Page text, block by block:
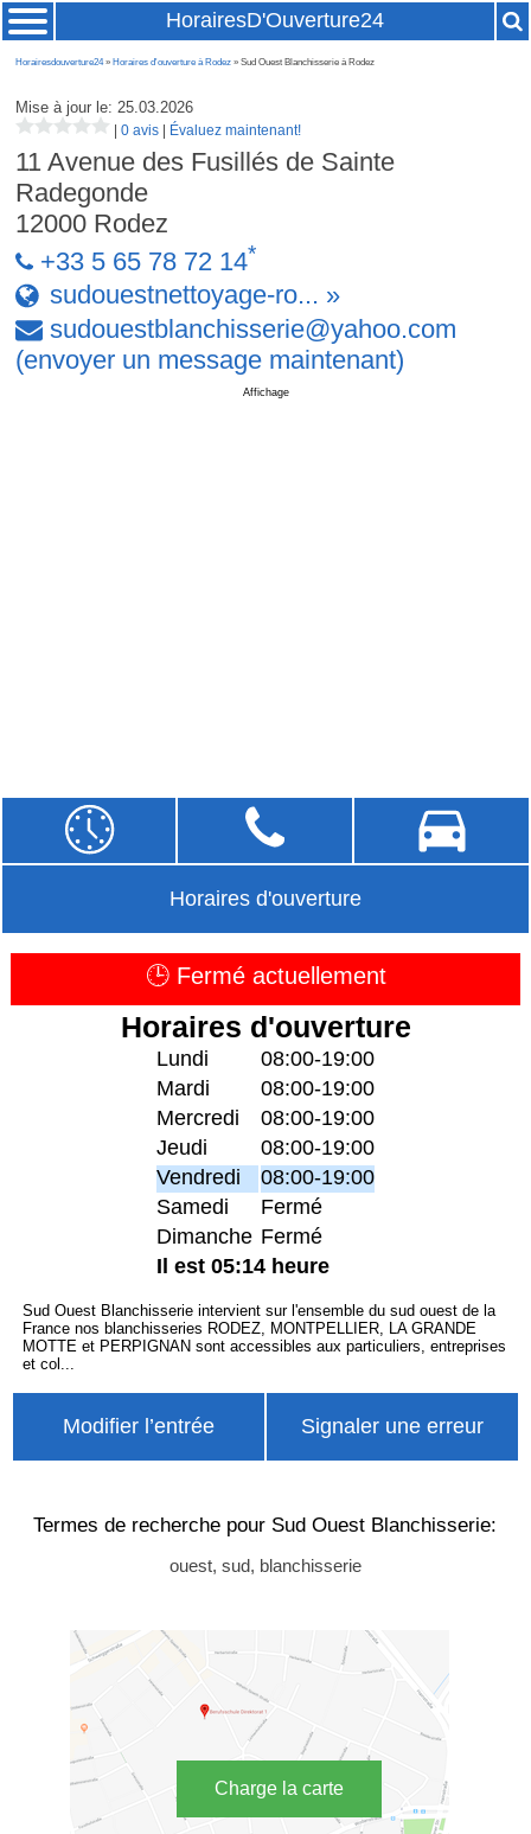
HorairesD'Ouverture24
Horairesdouverture24» Horaires d'ouverture à Rodez » Sud Ouest Blanchisserie à Rodez
Mise à jour le: 25.03.2026
|0 avis Évaluez maintenant!
11 Avenue des Fusillés de Sainte
Radegonde
12000 Rodez
+33 5 65 78 72 14*
sudouestnettoyage-ro... »
sudouestblanchisserie@yahoo.com
(envoyer un message maintenant)
Affichage
Horaires d'ouverture
🕒 Fermé actuellement
Horaires d'ouverture
Lundi
08:00-19:00
Mardi
08:00-19:00
Mercredi
08:00-19:00
Jeudi
08:00-19:00
Vendredi
08:00-19:00
Samedi
Fermé
Dimanche Fermé
Il est 05:14 heure
Sud Ouest Blanchisserie intervient sur l'ensemble du sud ouest de la
France nos blanchisseries RODEZ, MONTPELLIER, LA GRANDE
MOTTE et PERPIGNAN sont accessibles aux particuliers, entreprises
et col...
Modifier l’entrée Signaler une erreur
Termes de recherche pour Sud Ouest Blanchisserie:
ouest, sud, blanchisserie
Charge la carte